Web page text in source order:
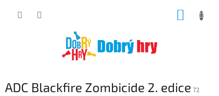
ADC Blackfire Zombicide 2. edice 72